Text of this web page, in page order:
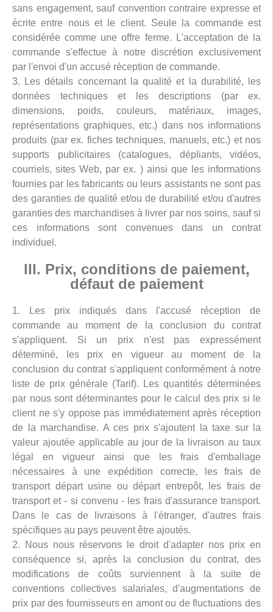
sans engagement, sauf convention contraire expresse et
écrite entre nous et le client. Seule la commande est
considérée comme une offre ferme. L'acceptation de la
commande s'effectue à notre discrétion exclusivement
par l'envoi d'un accusé réception de commande.
3. Les détails concernant la qualité et la durabilité, les
données techniques et les descriptions (par ex.
dimensions, poids, couleurs, matériaux, images,
représentations graphiques, etc.) dans nos informations
produits (par ex. fiches techniques, manuels, etc.) et nos
supports publicitaires (catalogues, dépliants, vidéos,
courriels, sites Web, par ex. ) ainsi que les informations
fournies par les fabricants ou leurs assistants ne sont pas
des garanties de qualité et/ou de durabilité et/ou d'autres
garanties des marchandises à livrer par nos soins, sauf si
ces informations sont convenues dans un contrat
individuel.
III. Prix, conditions de paiement,
défaut de paiement
1. Les prix indiqués dans l'accusé réception de
commande au moment de la conclusion du contrat
s'appliquent. Si un prix n'est pas expressément
déterminé, les prix en vigueur au moment de la
conclusion du contrat s'appliquent conformément à notre
liste de prix générale (Tarif). Les quantités déterminées
par nous sont déterminantes pour le calcul des prix si le
client ne s'y oppose pas immédiatement après réception
de la marchandise. A ces prix s'ajoutent la taxe sur la
valeur ajoutée applicable au jour de la livraison au taux
légal en vigueur ainsi que les frais d'emballage
nécessaires à une expédition correcte, les frais de
transport départ usine ou départ entrepôt, les frais de
transport et - si convenu - les frais d'assurance transport.
Dans le cas de livraisons à l'étranger, d'autres frais
spécifiques au pays peuvent être ajoutés.
2. Nous nous réservons le droit d'adapter nos prix en
conséquence si, après la conclusion du contrat, des
modifications de coûts surviennent à la suite de
conventions collectives salariales, d'augmentations de
prix par des fournisseurs en amont ou de fluctuations des